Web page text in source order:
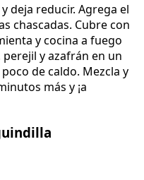
deja reducir. Agrega el
chascadas. Cubre con
y cocina a fuego
y azafrán en un
de caldo. Mezcla y
más y ¡a